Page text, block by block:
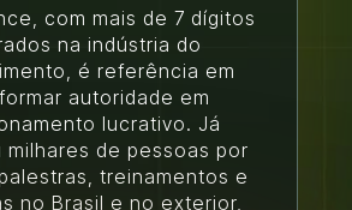
com mais de 7 dígitos
na indústria do
é referência em
autoridade em
lucrativo. Já
milhares de pessoas por
treinamentos e
no Brasil e no exterior,